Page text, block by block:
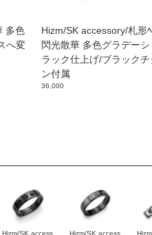
多色
へ変
Hizm/SK accessory/札形
閃光散華 多色グラデー
ラック仕上げ/ブラック
ン付属
36,000